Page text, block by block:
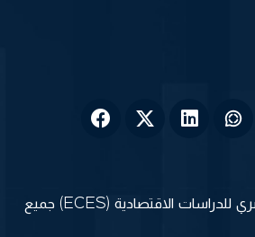
© 2026 - المركز المصري للدراسات الاقتصادية (ECES) جميع